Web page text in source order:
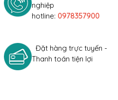
nghiệp
hotline: 0978357900
Đặt hàng trực tuyến -
Thanh toán tiện lợi